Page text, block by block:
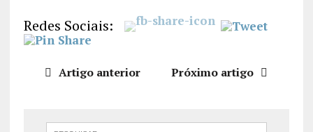
INCORPO
RAR
Redes Sociais:
Artigo anterior Próximo artigo